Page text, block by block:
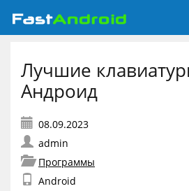
Лучшие
Андроид
admin
Программы
Android